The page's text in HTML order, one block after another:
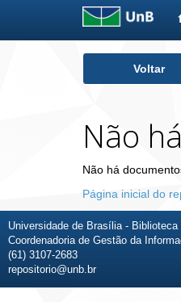
Voltar
Não
Não há
Página inicial do
Universidade de Brasília - Biblioteca
Coordenadoria de Gestão da
(61) 3107-2683
repositorio@unb.br